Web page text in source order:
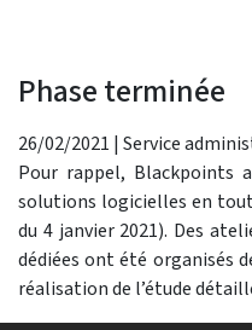
Phase terminée
26/02/2021 | Service
Pour rappel, Blackpoints
solutions logicielles en
du 4 janvier 2021). Des
dédiées ont été organisés
réalisation de l’étude